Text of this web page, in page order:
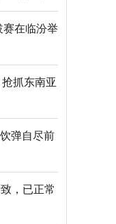
赛在临汾举
抓东南亚
弹自尽前
，已正常